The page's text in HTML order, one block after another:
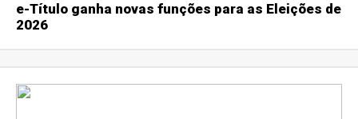
e-Título ganha novas funções para as Eleições de
2026